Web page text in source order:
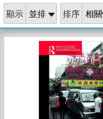
顯示 排序